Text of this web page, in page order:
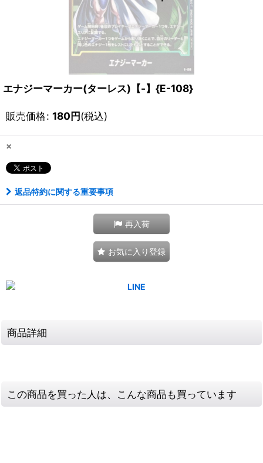
エナジーマーカー(ターレス)【-】{E-108}
販売価格: 180円(税込)
×
返品特約に関する重要事項
再入荷
お気に入り登録
商品詳細
この商品を買った人は、こんな商品も買っています